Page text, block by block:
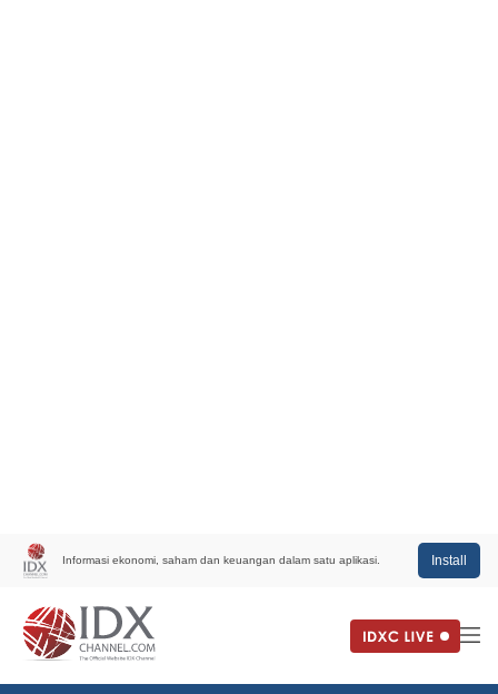
Informasi ekonomi, saham dan keuangan dalam satu aplikasi. Install